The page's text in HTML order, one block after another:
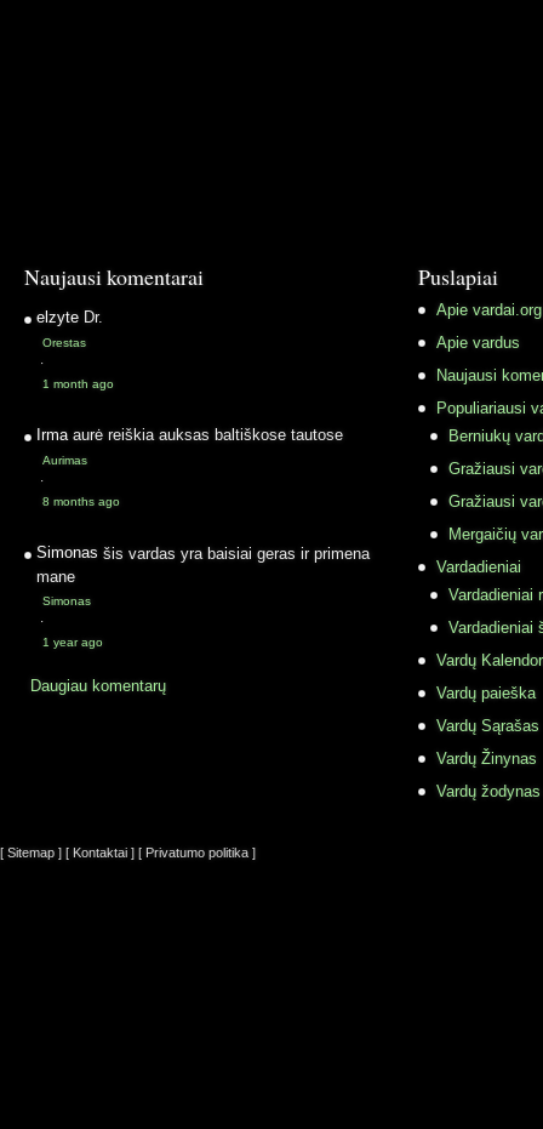
Naujausi komentarai
elzyte Dr.
Orestas
·
1 month ago
Irma aurė reiškia auksas baltiškose tautose
Aurimas
·
8 months ago
Simonas šis vardas yra baisiai geras ir primena
mane
Simonas
·
1 year ago
Daugiau komentarų
Puslapiai
Apie vardai.org
Apie vardus
Naujausi
Populiariausi
Berniukų
Gražiausi
Gražiausi
Mergaičių
Vardadieniai
Vardadieniai
Vardadieniai
Vardų
Vardų paieška
Vardų Sąrašas
Vardų Žinynas
Vardų
[ Sitemap ] [ Kontaktai ] [ Privatumo politika ]